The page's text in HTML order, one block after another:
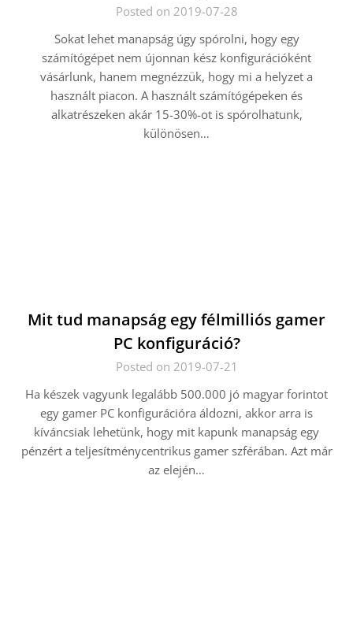
Posted on 2019-07-28
Sokat lehet manapság úgy spórolni, hogy egy
számítógépet nem újonnan kész konfigurációként
vásárlunk, hanem megnézzük, hogy mi a helyzet a
használt piacon. A használt számítógépeken és
alkatrészeken akár 15-30%-ot is spórolhatunk,
különösen…
Mit tud manapság egy félmilliós gamer
PC konfiguráció?
Posted on 2019-07-21
Ha készek vagyunk legalább 500.000 jó magyar forintot
egy gamer PC konfigurációra áldozni, akkor arra is
kíváncsiak lehetünk, hogy mit kapunk manapság egy
pénzért a teljesítménycentrikus gamer szférában. Azt már
az elején…